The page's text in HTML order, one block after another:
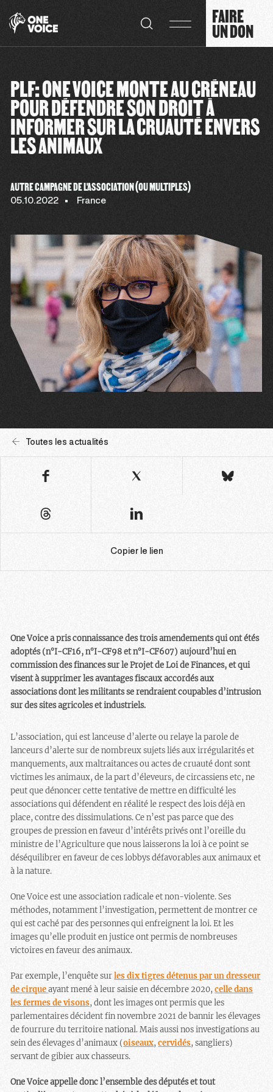
FAIRE
UN DON
PLF: ONE VOICE MONTE AU CRÉNEAU
POUR DÉFENDRE SON DROIT À
INFORMER SUR LA CRUAUTÉ ENVERS
LES ANIMAUX
AUTRE CAMPAGNE DE L'ASSOCIATION (OU MULTIPLES)
05.10.2022 France
Toutes les actualités
Copier le lien
One Voice a pris connaissance des trois amendements qui ont étés
adoptés (n°I-CF16, n°I-CF98 et n°I-CF607) aujourd’hui en
commission des finances sur le Projet de Loi de Finances, et qui
visent à supprimer les avantages fiscaux accordés aux
associations dont les militants se rendraient coupables d’intrusion
sur des sites agricoles et industriels.
L’association, qui est lanceuse d’alerte ou relaye la parole de
lanceurs d’alerte sur de nombreux sujets liés aux irrégularités et
manquements, aux maltraitances ou actes de cruauté dont sont
victimes les animaux, de la part d’éleveurs, de circassiens etc, ne
peut que dénoncer cette tentative de mettre en difficulté les
associations qui défendent en réalité le respect des lois déjà en
place, contre des dissimulations. Ce n’est pas parce que des
groupes de pression en faveur d’intérêts privés ont l’oreille du
ministre de l’Agriculture que nous laisserons la loi à ce point se
déséquilibrer en faveur de ces lobbys défavorables aux animaux et
à la nature.
One Voice est une association radicale et non-violente. Ses
méthodes, notamment l’investigation, permettent de montrer ce
qui est caché par des personnes qui enfreignent la loi. Et les
images qu’elle produit en justice ont permis de nombreuses
victoires en faveur des animaux.
Par exemple, l’enquête surles dix tigres détenus par un dresseur
de cirqueayant mené à leur saisie en décembre 2020,celle dans
les fermes de visons, dont les images ont permis que les
parlementaires décident fin novembre 2021 de bannir les élevages
de fourrure du territoire national. Mais aussi nos investigations au
sein des élevages d’animaux (oiseaux,cervidés, sangliers)
servant de gibier aux chasseurs.
One Voice appelle donc l’ensemble des députés et tout